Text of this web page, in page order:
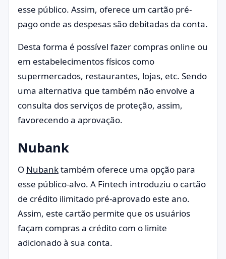
esse público. Assim, oferece um cartão pré-
pago onde as despesas são debitadas da conta.
Desta forma é possível fazer compras online ou
em estabelecimentos físicos como
supermercados, restaurantes, lojas, etc. Sendo
uma alternativa que também não envolve a
consulta dos serviços de proteção, assim,
favorecendo a aprovação.
Nubank
O Nubanktambém oferece uma opção para
esse público-alvo. A Fintech introduziu o cartão
de crédito ilimitado pré-aprovado este ano.
Assim, este cartão permite que os usuários
façam compras a crédito com o limite
adicionado à sua conta.